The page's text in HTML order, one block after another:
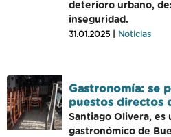
deterioro urbano,
inseguridad.
31.01.2025 | Noticias
Gastronomía: se
puestos directos
Santiago Olivera, es
gastronómico de